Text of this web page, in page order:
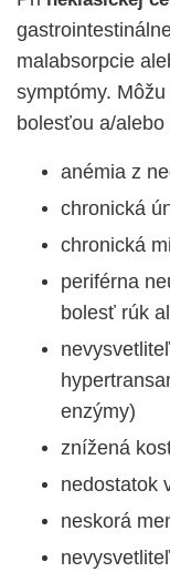
malabsorpcie
symptómy.
bolesťou a/
anémia z
chronická
chronická
periférna
bolesť rúk
enzýmy)
znížená
nedostatok
neskorá